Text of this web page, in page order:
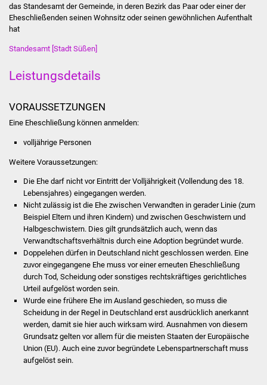
Bürgerinfos
Bildung
Schulen
Kindergärten
Kolping-Musikschule
Volkshochschule
das Standesamt der Gemeinde, in deren Bezirk das Paar oder einer der
Eheschließenden seinen Wohnsitz oder seinen gewöhnlichen Aufenthalt
hat
Standesamt [Stadt Süßen]
Leistungsdetails
VORAUSSETZUNGEN
Eine Eheschließung können anmelden:
volljährige Personen
Weitere Voraussetzungen:
Die Ehe darf nicht vor Eintritt der Volljährigkeit (Vollendung des 18.
Lebensjahres) eingegangen werden.
Nicht zulässig ist die Ehe zwischen Verwandten in gerader Linie (zum
Beispiel Eltern und ihren Kindern) und zwischen Geschwistern und
Halbgeschwistern. Dies gilt grundsätzlich auch, wenn das
Verwandtschaftsverhältnis durch eine Adoption begründet wurde.
Doppelehen dürfen in Deutschland nicht geschlossen werden. Eine
zuvor eingegangene Ehe muss vor einer erneuten Eheschließung
durch Tod, Scheidung oder sonstiges rechtskräftiges gerichtliches
Urteil aufgelöst worden sein.
Wurde eine frühere Ehe im Ausland geschieden, so muss die
Scheidung in der Regel in Deutschland erst ausdrücklich anerkannt
werden, damit sie hier auch wirksam wird. Ausnahmen von diesem
Grundsatz gelten vor allem für die meisten Staaten der Europäische
Union (EU). Auch eine zuvor begründete Lebenspartnerschaft muss
aufgelöst sein.